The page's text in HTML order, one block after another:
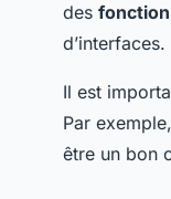
des
d’interfaces.
Il est
Par
être un bon